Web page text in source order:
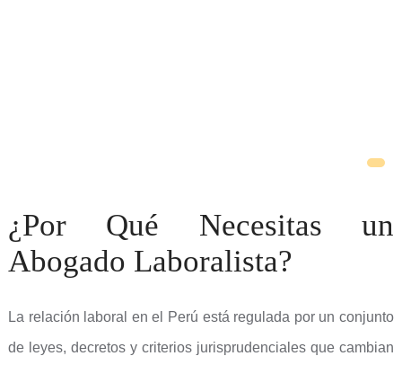
¿Por Qué Necesitas un
Abogado Laboralista?
La relación laboral en el Perú está regulada por un conjunto
de leyes, decretos y criterios jurisprudenciales que cambian